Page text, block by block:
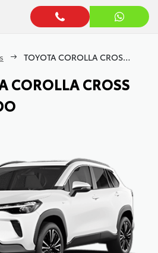
TOYOTA COROLLA CROSS XRX 1.8 HÍBRIDO
COROLLA CROSS